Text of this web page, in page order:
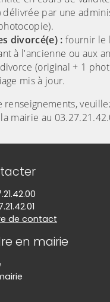
délivrée par une
divorcé(e) : fournir le
à l'ancienne ou aux
(original + 1
mis à jour.
renseignements,
mairie au
de contact
de contact
en mairie